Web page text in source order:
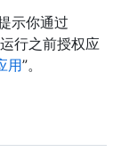
示你通过
行之前授权应
用”。